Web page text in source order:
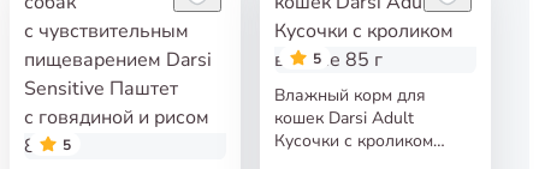
5
5
Влажный корм для
кошек Darsi Adult
Кусочки с кроликом